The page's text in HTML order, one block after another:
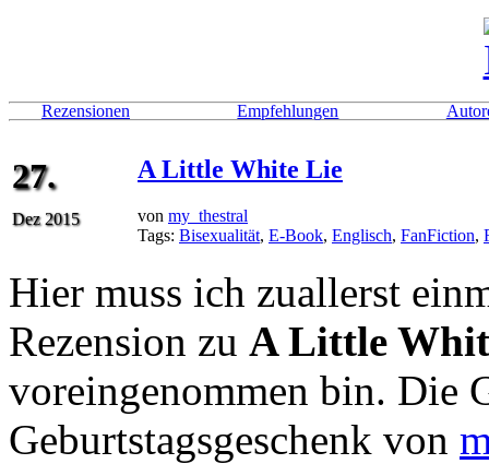
Rezensionen Empfehlungen
27.
Dez 2015
A Little White Lie
von my_thestral
Tags: Bisexualität, E-Book, Englisch, FanFiction,
Hier muss ich zuallerst
Rezension zu A Little
voreingenommen bin. Die
Geburtstagsgeschenk von